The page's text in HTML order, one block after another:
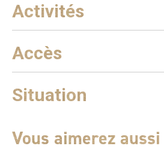
Activités
Accès
Situation
Vous aimerez aussi